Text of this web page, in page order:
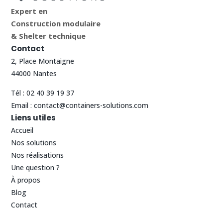
Expert en
Construction modulaire
& Shelter technique
Contact
2, Place Montaigne
44000 Nantes
Tél :02 40 39 19 37
Email :contact@containers-solutions.com
Liens utiles
Accueil
Nos solutions
Nos réalisations
Une question ?
À propos
Blog
Contact